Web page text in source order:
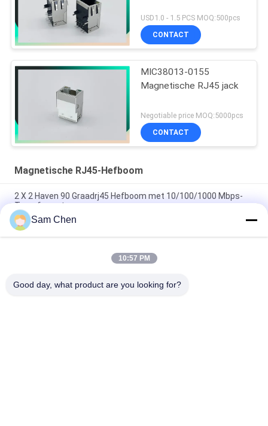
USD1.0 - 1.5 PCS MOQ:500pcs
CONTACT
MIC38013-0155
Magnetische RJ45 jack
Negotiable price MOQ:5000pcs
CONTACT
Magnetische RJ45-Hefboom
2 X 2 Haven 90 Graadrj45 Hefboom met 10/100/1000 Mbps-
Transformator
PBT Ethernet RJ45 Jack RMA-065BC-20F6-YG 2 X 1 haven
Mbps 10/100/1000
90 graad Magnetische RJ45 Jack, 10/100M de Vrouwelijke
Sam Chen
10:57 PM
Good day, what product are you looking for?